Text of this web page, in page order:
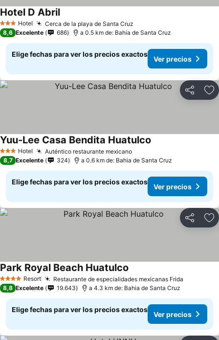
3 Estrellas
Hotel Cerca de la playa de Santa Cruz
Hotel D AbrilVer precios
8,6 Excelente 686 a 0.5 km de: Bahia de Santa Cruz
Elige fechas para ver los precios exactos
Ver precios
Compartir
3 Estrellas
Hotel Auténtico restaurante mexicanoVer precios
Yuu-Lee Casa Bendita Huatulco
8,7 Excelente 324 a 0.6 km de: Bahia de Santa Cruz
Elige fechas para ver los precios exactos
Ver precios
Compartir
4 EstrellasResort Restaurante de especialidades mexicanas Frida
Park Royal Beach Huatulco
8,8 Excelente 19.643 a 4.3 km de: Bahia de Santa Cruz
Elige fechas para ver los precios exactos
Ver precios